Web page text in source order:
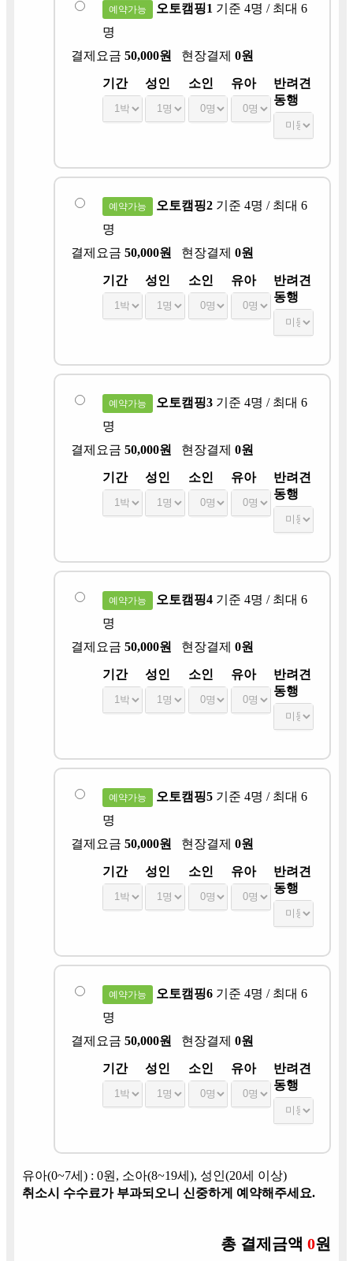
예약가능 오토캠핑1 기준 4명 / 최대 6
명
결제요금 50,000원 현장결제 0원
기간 성인 소인 유아
반려견
동행
예약가능 오토캠핑2 기준 4명 / 최대 6
명
결제요금 50,000원 현장결제 0원
기간 성인 소인 유아
반려견
동행
예약가능 오토캠핑3 기준 4명 / 최대 6
명
결제요금 50,000원 현장결제 0원
기간 성인 소인 유아
반려견
동행
예약가능 오토캠핑4 기준 4명 / 최대 6
명
결제요금 50,000원 현장결제 0원
기간 성인 소인 유아
반려견
동행
예약가능 오토캠핑5 기준 4명 / 최대 6
명
결제요금 50,000원 현장결제 0원
기간 성인 소인 유아
반려견
동행
예약가능 오토캠핑6 기준 4명 / 최대 6
명
결제요금 50,000원 현장결제 0원
기간 성인 소인 유아
반려견
동행
유아(0~7세) : 0원, 소아(8~19세), 성인(20세 이상)
취소시 수수료가 부과되오니 신중하게 예약해주세요.
총 결제금액 0원